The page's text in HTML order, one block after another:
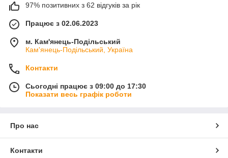
97% позитивних з 62 відгуків за рік
Працює з 02.06.2023
м. Кам'янець-Подільський
Кам'янець-Подільський, Україна
Контакти
Сьогодні працює з 09:00 до 17:30
Показати весь графік роботи
Про нас
Контакти